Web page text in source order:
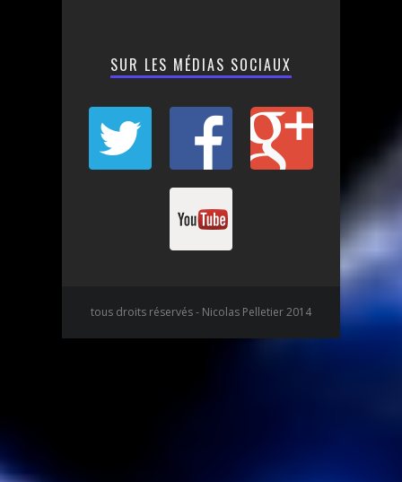
SUR LES MÉDIAS SOCIAUX
tous droits réservés - Nicolas Pelletier 2014